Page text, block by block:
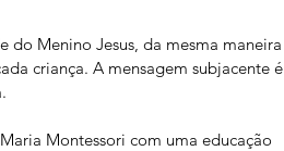
do Menino Jesus, da mesma maneira
criança. A mensagem subjacente é
Montessori com uma educação